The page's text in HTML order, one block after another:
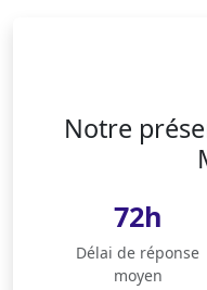
Notre
72h
Délai de réponse
moyen